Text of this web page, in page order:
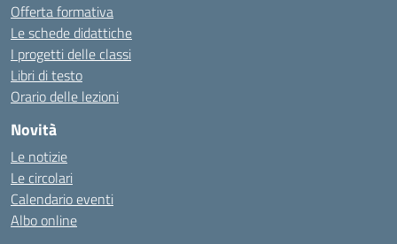
Offerta formativa
Le schede didattiche
I progetti delle classi
Libri di testo
Orario delle lezioni
Novità
Le notizie
Le circolari
Calendario eventi
Albo online